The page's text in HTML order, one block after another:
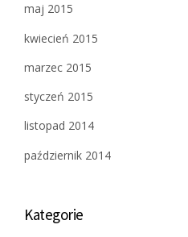
maj 2015
kwiecień 2015
marzec 2015
styczeń 2015
listopad 2014
październik 2014
Kategorie